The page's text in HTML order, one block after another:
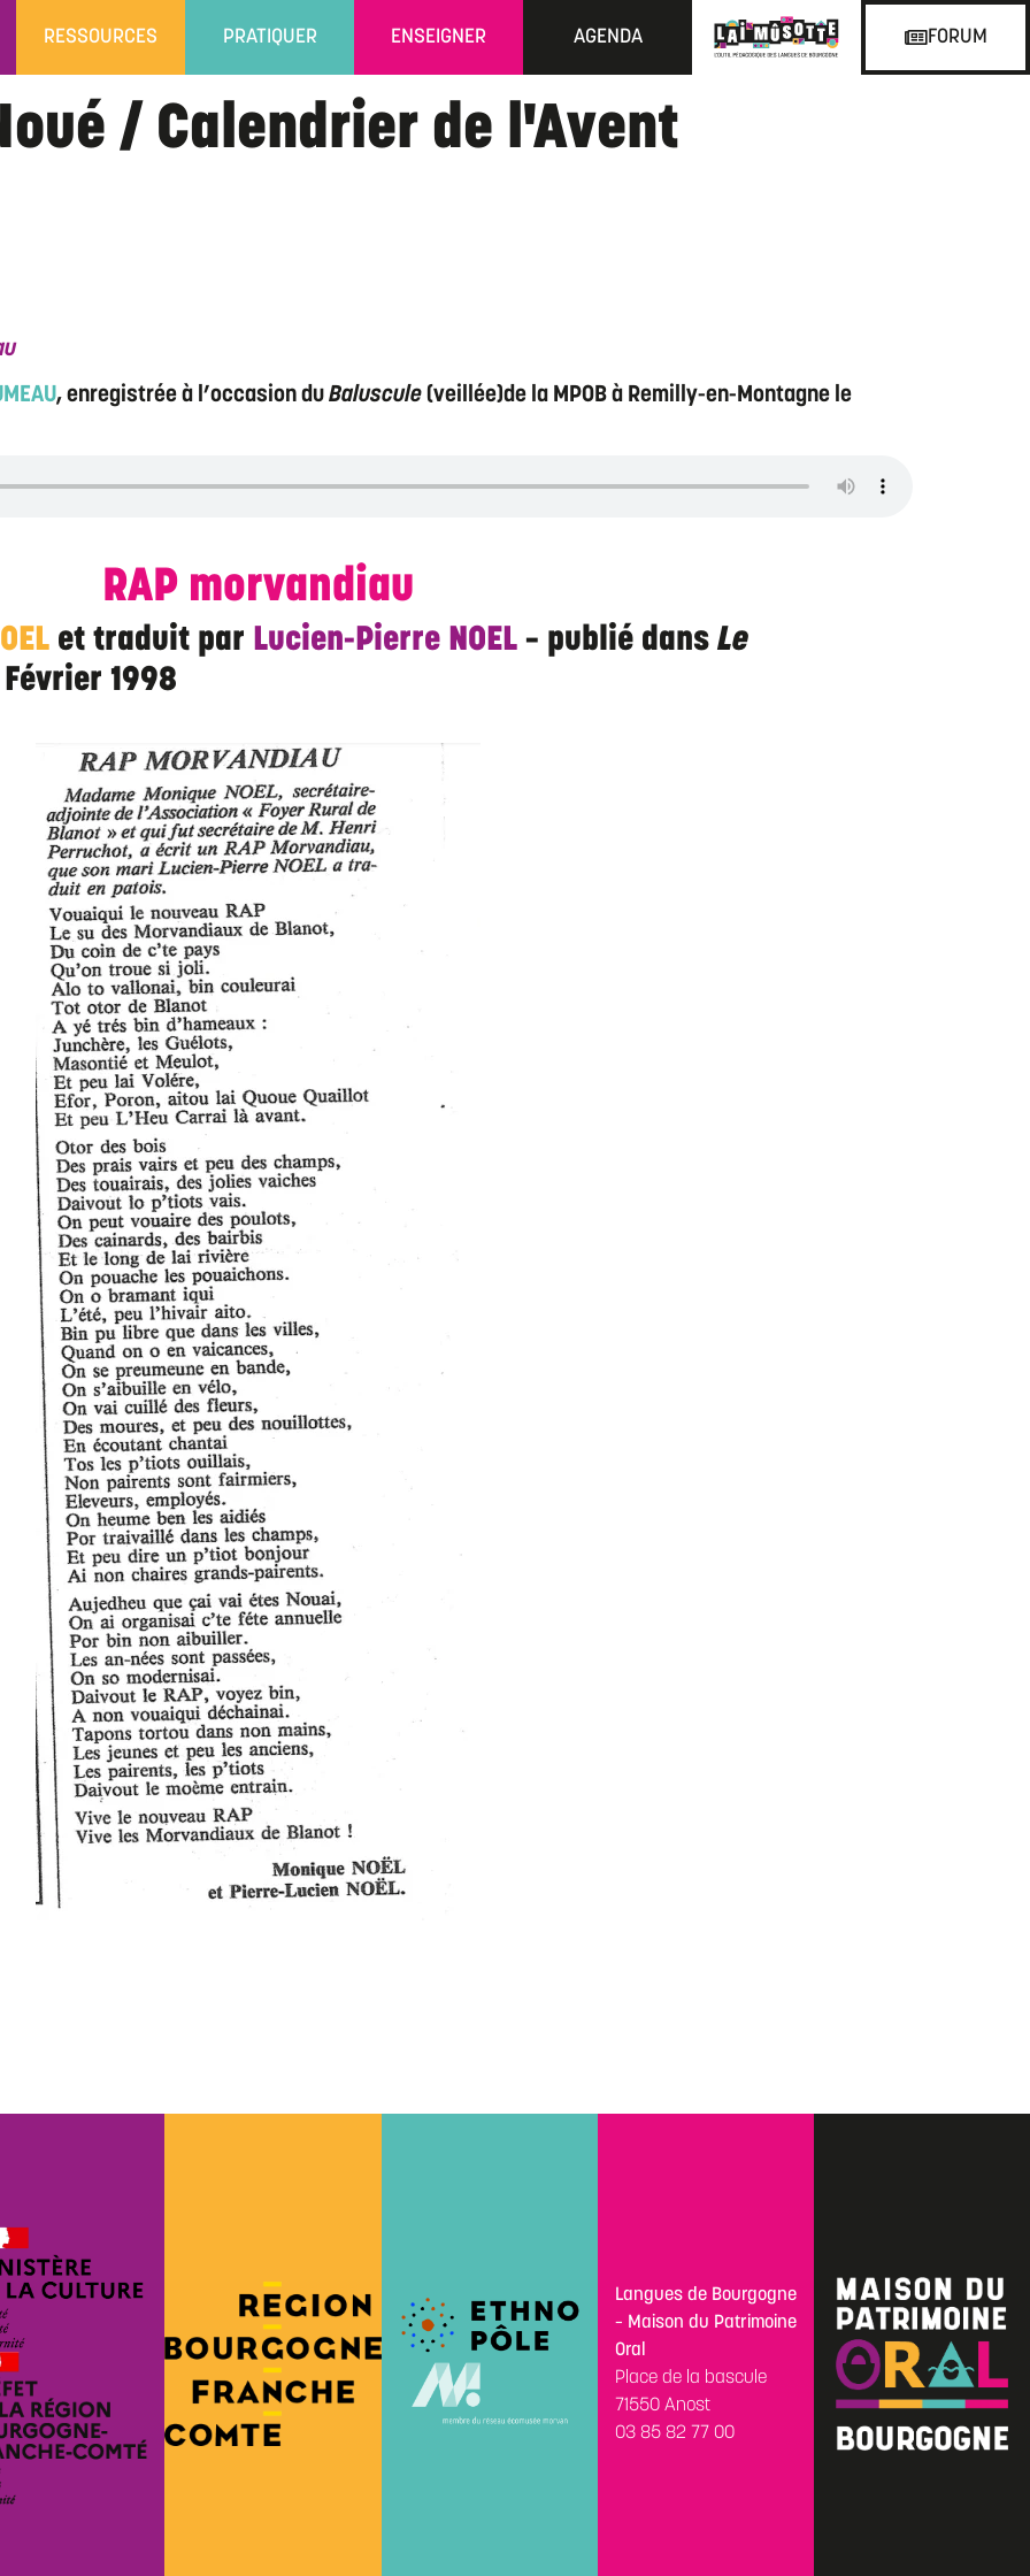
RESSOURCES PRATIQUER ENSEIGNER AGENDA FORUM
/ Calendrier de l'Avent
, enregistrée à l’occasion du Baluscule (veillée)de la MPOB à Remilly-en-Montagne le
RAP morvandiau
et traduit par Lucien-Pierre NOEL – publié dans Le
Février 1998
Langues de Bourgogne
– Maison du Patrimoine
Oral
Place de la bascule
71550 Anost
03 85 82 77 00